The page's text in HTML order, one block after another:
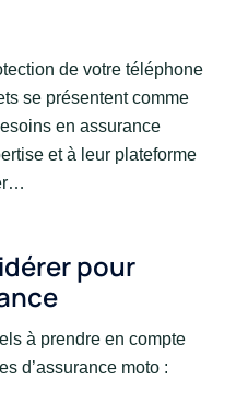
de votre téléphone
se présentent comme
en assurance
et à leur plateforme
pour
à prendre en compte
d’assurance moto :